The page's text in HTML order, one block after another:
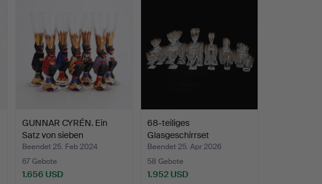
GUNNAR CYRÉN. Ein
Satz von sieben
Schnappg…
Beendet 25. Feb 2024
67 Gebote
1.656 USD
68-teiliges
Glasgeschirrset
„Odelberg“ von…
Beendet 25. Apr 2026
58 Gebote
1.952 USD